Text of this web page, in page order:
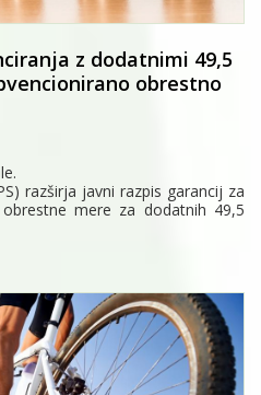
z dodatnimi 49,5
obrestno
razširja javni razpis garancij za
mere za dodatnih 49,5